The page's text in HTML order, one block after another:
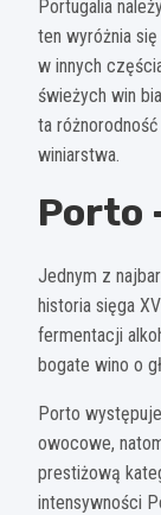
Portugalia
ten wyróżnia
w innych
świeżych win
ta
winiarstwa.
Porto
Jednym z
historia sięga
fermentacji
bogate wino o
Porto
owocowe,
prestiżową
intensywności